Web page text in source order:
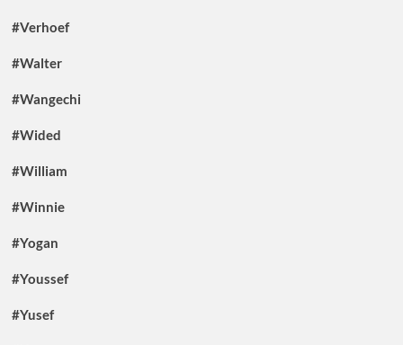
#Verhoef
#Walter
#Wangechi
#Wided
#William
#Winnie
#Yogan
#Youssef
#Yusef